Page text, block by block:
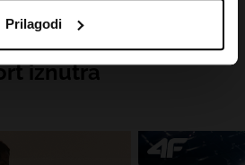
Prilagodi
iznutra